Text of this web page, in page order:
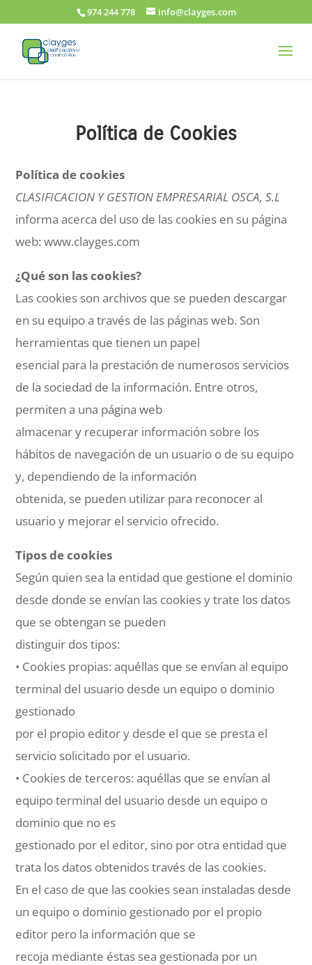
974 244 778 info@clayges.com
Política de Cookies
Política de cookies
CLASIFICACION Y GESTION EMPRESARIAL OSCA, S.L
informa acerca del uso de las cookies en su página
web: www.clayges.com
¿Qué son las cookies?
Las cookies son archivos que se pueden descargar
en su equipo a través de las páginas web. Son
herramientas que tienen un papel
esencial para la prestación de numerosos servicios
de la sociedad de la información. Entre otros,
permiten a una página web
almacenar y recuperar información sobre los
hábitos de navegación de un usuario o de su equipo
y, dependiendo de la información
obtenida, se pueden utilizar para reconocer al
usuario y mejorar el servicio ofrecido.
Tipos de cookies
Según quien sea la entidad que gestione el dominio
desde donde se envían las cookies y trate los datos
que se obtengan se pueden
distinguir dos tipos:
• Cookies propias: aquéllas que se envían al equipo
terminal del usuario desde un equipo o dominio
gestionado
por el propio editor y desde el que se presta el
servicio solicitado por el usuario.
• Cookies de terceros: aquéllas que se envían al
equipo terminal del usuario desde un equipo o
dominio que no es
gestionado por el editor, sino por otra entidad que
trata los datos obtenidos través de las cookies.
En el caso de que las cookies sean instaladas desde
un equipo o dominio gestionado por el propio
editor pero la información que se
recoja mediante éstas sea gestionada por un